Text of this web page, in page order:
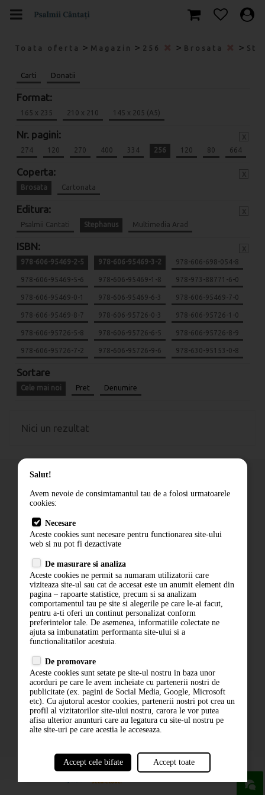
Toata oferta > Magazin > 256 > Brosata >
Carti Donatii
Format:
165 x 235 210 x 210 145 x 205 (A5)
Nr. pagini:
274 120 270 400 334 256 120 80 664
Coperta:
Brosata Cartonata
Editura:
Psalmii Cantati Stephanus Multimedia Arad
ISBN:
978-606-95469-2-5 978-606-95469-3-2 978-606-698-054-8
978-606-95469-5-6 978-606-95469-1-8 978-973-88771-6-0
978-606-95469-0-1 978-606-95469-6-3 978-606-95469-7-0
978-606-95469-8-7 978-606-95726-0-3 978-606-95726-1-0
978-606-95726-5-8 978-606-95726-6-5 978-606-95726-8-9
978-606-95726-7-2 978-606-95726-9-6 978-630-95153-0-8
Sortare
Cele mai noi Pret Denumire
Nici un rezultat
Cum comand
Livrare
Contact
Politica de confidentialitate
ANPC
ABONARE LA NEWSLETTER
ABONARE
Salut!
Avem nevoie de consimtamantul tau de a folosi urmatoarele
cookies:
Necesare
Aceste cookies sunt necesare pentru functionarea site-ului
web si nu pot fi dezactivate
De masurare si analiza
Aceste cookies ne permit sa numaram utilizatorii care
viziteaza site-ul sau cat de accesat este un anumit element din
pagina – rapoarte statistice, precum si sa analizam
comportamentul tau pe site si alegerile pe care le-ai facut,
pentru a-ti oferi un continut personalizat conform
preferintelor tale. De asemenea, informatiile colectate ne
ajuta sa imbunatatim performanta site-ului si a
functionalitatilor acestuia.
De promovare
Aceste cookies sunt setate pe site-ul nostru in baza unor
acorduri pe care le avem incheiate cu partenerii nostri de
publicitate (ex. pagini de Social Media, Google, Microsoft
etc). Cu ajutorul acestor cookies, partenerii nostri pot crea un
profil al vizitatorilor site-ului nostru, carora le vor putea
afisa ulterior anunturi care au legatura cu site-ul nostru pe
alte site-uri pe care acestia le acceseaza.
Accept cele bifate Accept toate